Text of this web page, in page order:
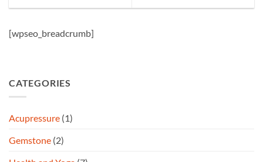
[wpseo_breadcrumb]
CATEGORIES
Acupressure (1)
Gemstone (2)